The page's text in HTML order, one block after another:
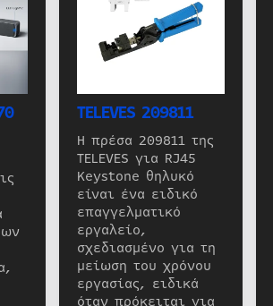
TELEVES 209811
Η πρέσα 209811 της
TELEVES για RJ45
Keystone θηλυκό
είναι ένα ειδικό
επαγγελματικό
εργαλείο,
σχεδιασμένο για τη
μείωση του χρόνου
εργασίας, ειδικά
όταν πρόκειται για